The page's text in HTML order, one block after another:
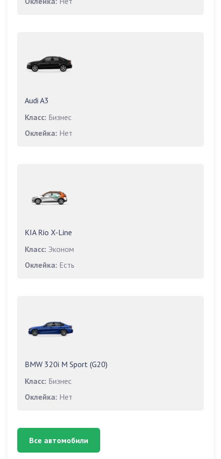
Audi A3
Класс: Бизнес
Оклейка: Нет
KIA Rio X-Line
Класс: Эконом
Оклейка: Есть
BMW 320i M Sport (G20)
Класс: Бизнес
Оклейка: Нет
Все автомобили